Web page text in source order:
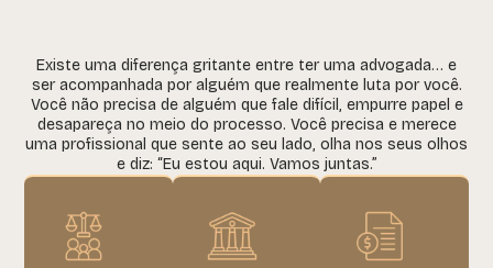
Existe uma diferença gritante entre ter uma advogada… e
ser acompanhada por alguém que realmente luta por você.
Você não precisa de alguém que fale difícil, empurre papel e
desapareça no meio do processo. Você precisa e merece
uma profissional que sente ao seu lado, olha nos seus olhos
e diz: “Eu estou aqui. Vamos juntas.”